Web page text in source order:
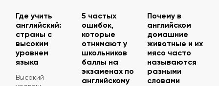
Где учить
английский:
страны с
высоким
уровнем
языка
Высокий
5 частых
ошибок,
которые
отнимают у
школьников
баллы на
экзаменах по
английскому
Почему в
английском
домашние
животные и их
мясо часто
называются
разными
словами